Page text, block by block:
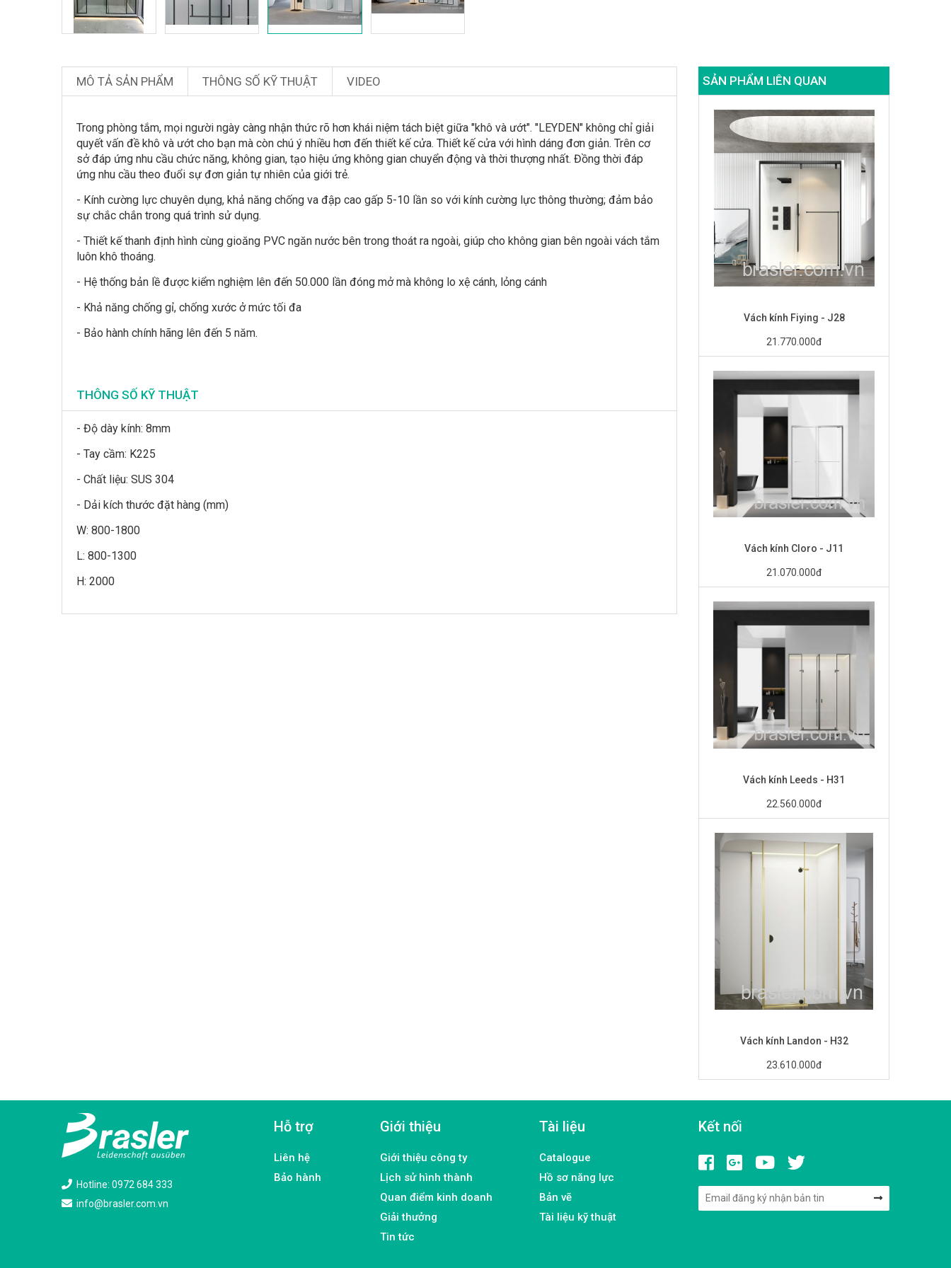
MÔ TẢ SẢN PHẨM THÔNG SỐ KỸ THUẬT VIDEO
Trong phòng tắm, mọi người ngày càng nhận thức rõ hơn khái niệm tách biệt giữa "khô và ướt". "LEYDEN" không chỉ giải
quyết vấn đề khô và ướt cho bạn mà còn chú ý nhiều hơn đến thiết kế cửa. Thiết kế cửa với hình dáng đơn giản. Trên cơ
sở đáp ứng nhu cầu chức năng, không gian, tạo hiệu ứng không gian chuyển động và thời thượng nhất. Đồng thời đáp
ứng nhu cầu theo đuổi sự đơn giản tự nhiên của giới trẻ.
- Kính cường lực chuyên dụng, khả năng chống va đập cao gấp 5-10 lần so với kính cường lực thông thường; đảm bảo
sự chắc chắn trong quá trình sử dụng.
- Thiết kế thanh định hình cùng gioăng PVC ngăn nước bên trong thoát ra ngoài, giúp cho không gian bên ngoài vách tắm
luôn khô thoáng.
- Hệ thống bản lề được kiểm nghiệm lên đến 50.000 lần đóng mở mà không lo xệ cánh, lỏng cánh
- Khả năng chống gỉ, chống xước ở mức tối đa
- Bảo hành chính hãng lên đến 5 năm.
THÔNG SỐ KỸ THUẬT
- Độ dày kính: 8mm
- Tay cầm: K225
- Chất liệu: SUS 304
- Dải kích thước đặt hàng (mm)
W: 800-1800
L: 800-1300
H: 2000
SẢN PHẨM LIÊN QUAN
Vách kính Fiying - J28
21.770.000đ
Vách kính Cloro - J11
21.070.000đ
Vách kính Leeds - H31
22.560.000đ
Vách kính Landon - H32
23.610.000đ
Hotline: 0972 684 333
info@brasler.com.vn
Hỗ trợ
Liên hệ
Bảo hành
Giới thiệu
Giới thiệu công ty
Lịch sử hình thành
Quan điểm kinh doanh
Giải thưởng
Tin tức
Tài liệu
Catalogue
Hồ sơ năng lực
Bản vẽ
Tài liệu kỹ thuật
Kết nối